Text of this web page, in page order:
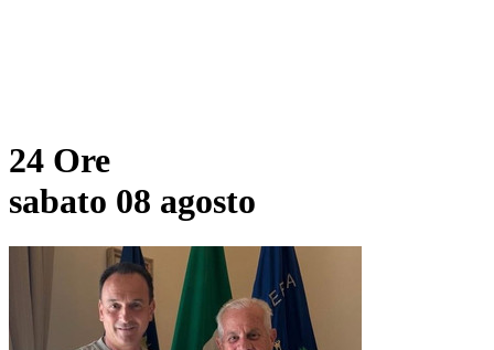
24 Ore
sabato 08 agosto